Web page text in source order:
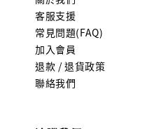
客服支援
常見問題(FAQ)
加入會員
退款 / 退貨政策
聯絡我們